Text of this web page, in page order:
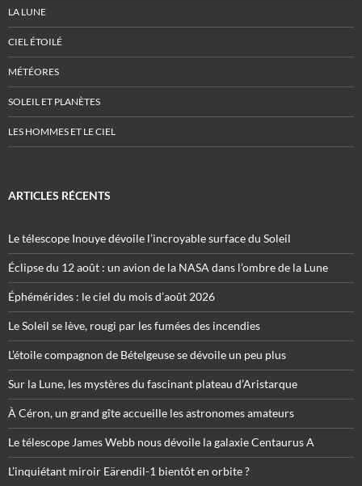
LA LUNE
CIEL ÉTOILÉ
MÉTÉORES
SOLEIL ET PLANÈTES
LES HOMMES ET LE CIEL
ARTICLES RÉCENTS
Le télescope Inouye dévoile l’incroyable surface du Soleil
Éclipse du 12 août : un avion de la NASA dans l’ombre de la Lune
Éphémérides : le ciel du mois d’août 2026
Le Soleil se lève, rougi par les fumées des incendies
L’étoile compagnon de Bételgeuse se dévoile un peu plus
Sur la Lune, les mystères du fascinant plateau d’Aristarque
À Céron, un grand gîte accueille les astronomes amateurs
Le télescope James Webb nous dévoile la galaxie Centaurus A
L’inquiétant miroir Eärendil-1 bientôt en orbite ?